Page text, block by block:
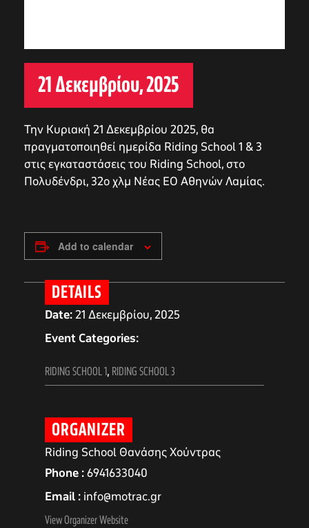
21 Δεκεμβρίου, 2025
Την Κυριακή 21 Δεκεμβρίου 2025, θα
πραγματοποιηθεί ημερίδα Riding School 1 & 3
στις εγκαταστάσεις του Riding School, στο
Πολυδένδρι, 32ο χλμ Νέας ΕΟ Αθηνών Λαμίας.
Add to calendar
DETAILS
Date:21 Δεκεμβρίου, 2025
Event Categories:
RIDING SCHOOL 1, RIDING SCHOOL 3
ORGANIZER
Riding School Θανάσης Χούντρας
Phone 6941633040
Email info@motrac.gr
View Organizer Website